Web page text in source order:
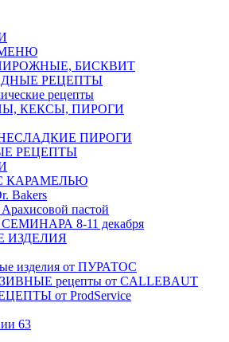
БИСКВИТ
РЕЦЕПТЫ
рецепты
КЕКСЫ, ПИРОГИ
ПИРОГИ
РЕЦЕПТЫ
КАРАМЕЛЬЮ
Bakers
пастой
СЕМИНАРА 8-11 декабря
ИЗДЕЛИЯ
изделия от ПУРАТОС
рецепты от CALLEBAUT
от ProdService
63